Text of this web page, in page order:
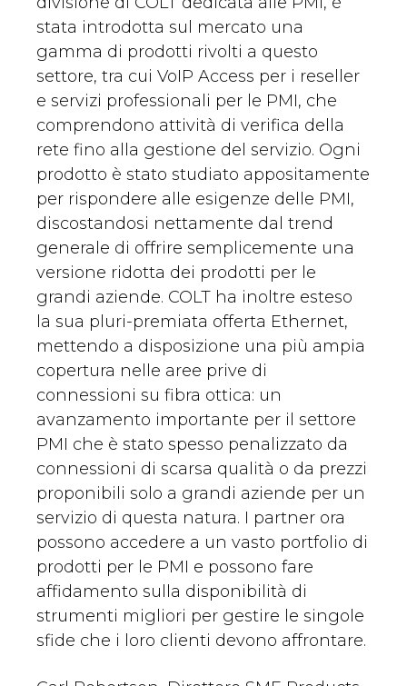
stata introdotta sul mercato una
gamma di prodotti rivolti a questo
settore, tra cui VoIP Access per i reseller
e servizi professionali per le PMI, che
comprendono attività di verifica della
rete fino alla gestione del servizio. Ogni
prodotto è stato studiato appositamente
per rispondere alle esigenze delle PMI,
discostandosi nettamente dal trend
generale di offrire semplicemente una
versione ridotta dei prodotti per le
grandi aziende. COLT ha inoltre esteso
la sua pluri-premiata offerta Ethernet,
mettendo a disposizione una più ampia
copertura nelle aree prive di
connessioni su fibra ottica: un
avanzamento importante per il settore
PMI che è stato spesso penalizzato da
connessioni di scarsa qualità o da prezzi
proponibili solo a grandi aziende per un
servizio di questa natura. I partner ora
possono accedere a un vasto portfolio di
prodotti per le PMI e possono fare
affidamento sulla disponibilità di
strumenti migliori per gestire le singole
sfide che i loro clienti devono affrontare.